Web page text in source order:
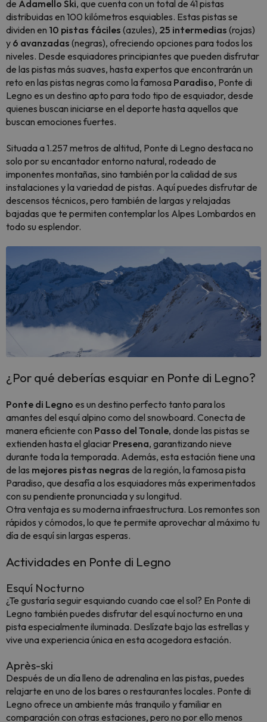
de Adamello Ski, que cuenta con un total de 41 pistas
distribuidas en 100 kilómetros esquiables. Estas pistas se
dividen en 10 pistas fáciles (azules), 25 intermedias (rojas)
y 6 avanzadas (negras), ofreciendo opciones para todos los
niveles. Desde esquiadores principiantes que pueden disfrutar
de las pistas más suaves, hasta expertos que encontrarán un
reto en las pistas negras como la famosa Paradiso, Ponte di
Legno es un destino apto para todo tipo de esquiador, desde
quienes buscan iniciarse en el deporte hasta aquellos que
buscan emociones fuertes.
Situada a 1.257 metros de altitud, Ponte di Legno destaca no
solo por su encantador entorno natural, rodeado de
imponentes montañas, sino también por la calidad de sus
instalaciones y la variedad de pistas. Aquí puedes disfrutar de
descensos técnicos, pero también de largas y relajadas
bajadas que te permiten contemplar los Alpes Lombardos en
todo su esplendor.
¿Por qué deberías esquiar en Ponte di Legno?
Ponte di Legno es un destino perfecto tanto para los
amantes del esquí alpino como del snowboard. Conecta de
manera eficiente con Passo del Tonale, donde las pistas se
extienden hasta el glaciar Presena, garantizando nieve
durante toda la temporada. Además, esta estación tiene una
de las mejores pistas negras de la región, la famosa pista
Paradiso, que desafía a los esquiadores más experimentados
con su pendiente pronunciada y su longitud.
Otra ventaja es su moderna infraestructura. Los remontes son
rápidos y cómodos, lo que te permite aprovechar al máximo tu
día de esquí sin largas esperas.
Actividades en Ponte di Legno
Esquí Nocturno
¿Te gustaría seguir esquiando cuando cae el sol? En Ponte di
Legno también puedes disfrutar del esquí nocturno en una
pista especialmente iluminada. Deslízate bajo las estrellas y
vive una experiencia única en esta acogedora estación.
Après-ski
Después de un día lleno de adrenalina en las pistas, puedes
relajarte en uno de los bares o restaurantes locales. Ponte di
Legno ofrece un ambiente más tranquilo y familiar en
comparación con otras estaciones, pero no por ello menos